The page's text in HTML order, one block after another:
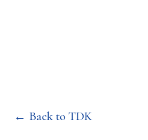
← Back to TDK